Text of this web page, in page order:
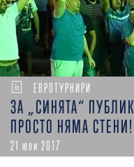
ЕВРОТУРНИРИ
ЗА „СИНЯТА“
21 юли 2017